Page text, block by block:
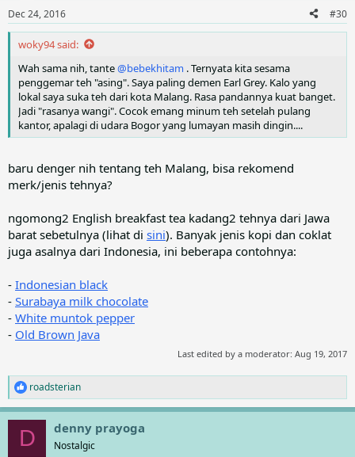
n
s
:
Dec 24, 2016 #30
woky94 said:
Wah sama nih, tante@bebekhitam . Ternyata kita sesama
penggemar teh "asing". Saya paling demen Earl Grey. Kalo yang
lokal saya suka teh dari kota Malang. Rasa pandannya kuat banget.
Jadi "rasanya wangi". Cocok emang minum teh setelah pulang
kantor, apalagi di udara Bogor yang lumayan masih dingin....
baru denger nih tentang teh Malang, bisa rekomend
merk/jenis tehnya?
ngomong2 English breakfast tea kadang2 tehnya dari Jawa
barat sebetulnya (lihat di sini). Banyak jenis kopi dan coklat
juga asalnya dari Indonesia, ini beberapa contohnya:
- Indonesian black
- Surabaya milk chocolate
- White muntok pepper
- Old Brown Java
Last edited by a moderator: Aug 19, 2017
R
e
a
roadsterian
D denny prayoga
Nostalgic